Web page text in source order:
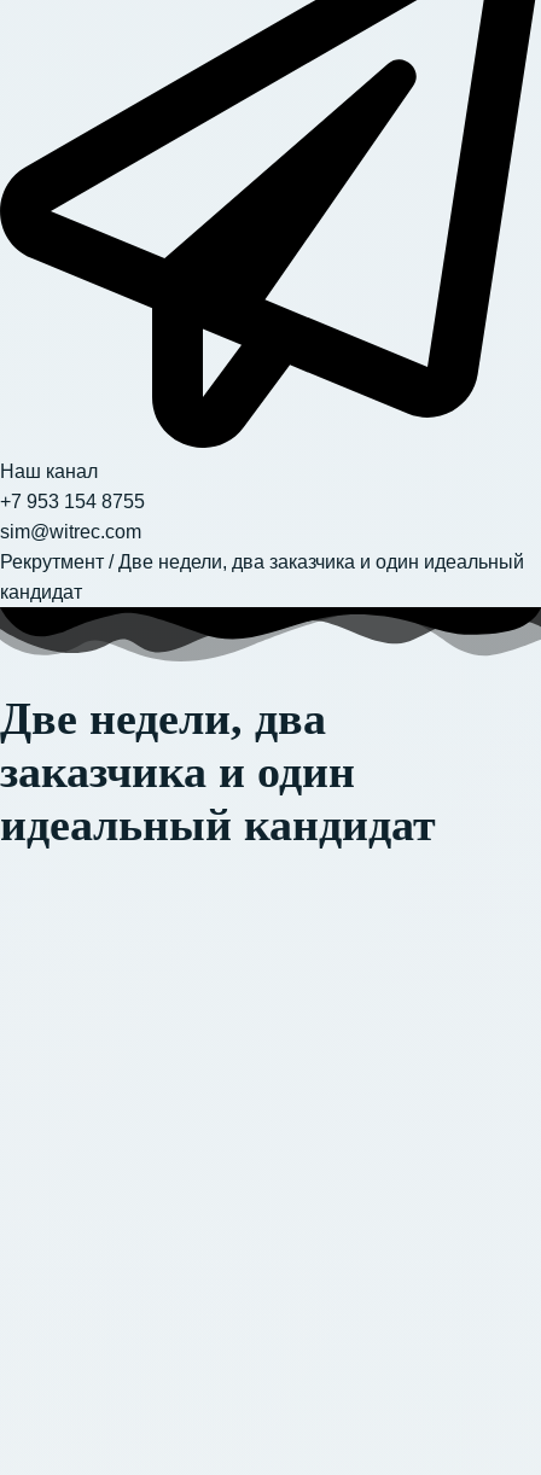
Наш канал
+7 953 154 8755
sim@witrec.com
Рекрутмент /Две недели, два заказчика и один идеальный
кандидат
Две недели, два
заказчика и один
идеальный кандидат